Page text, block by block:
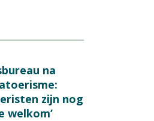
na
zijn nog
welkom’